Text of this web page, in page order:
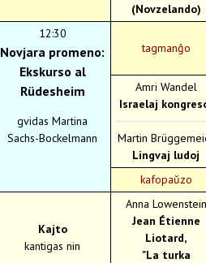
(Novzelando)
12:30
Novjara promeno:
Ekskurso al
Rüdesheim
gvidas Martina
Sachs-Bockelmann
tagmanĝo
Amri Wandel
Israelaj
Martin
Lingvaj ludoj
kafopaŭzo
Kajto
kantigas nin
Anna Lowenstein
Jean Étienne
Liotard,
"La turka